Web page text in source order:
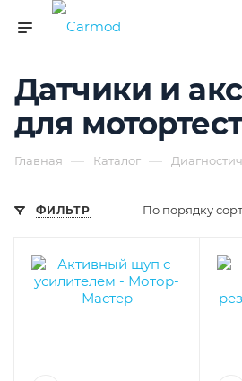
Датчики и
для
Главная — Каталог —
ФИЛЬТР По порядку